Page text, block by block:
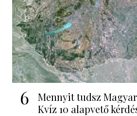
6
Mennyit tudsz
Kvíz 10 alapvető